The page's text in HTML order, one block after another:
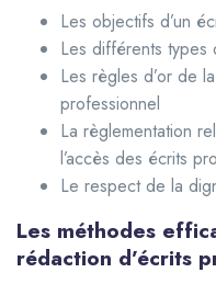
Les objectifs d’un
Les différents types
Les règles d’or de
professionnel
La règlementation
l’accès des écrits
Le respect de la
Les méthodes
rédaction d’écrits